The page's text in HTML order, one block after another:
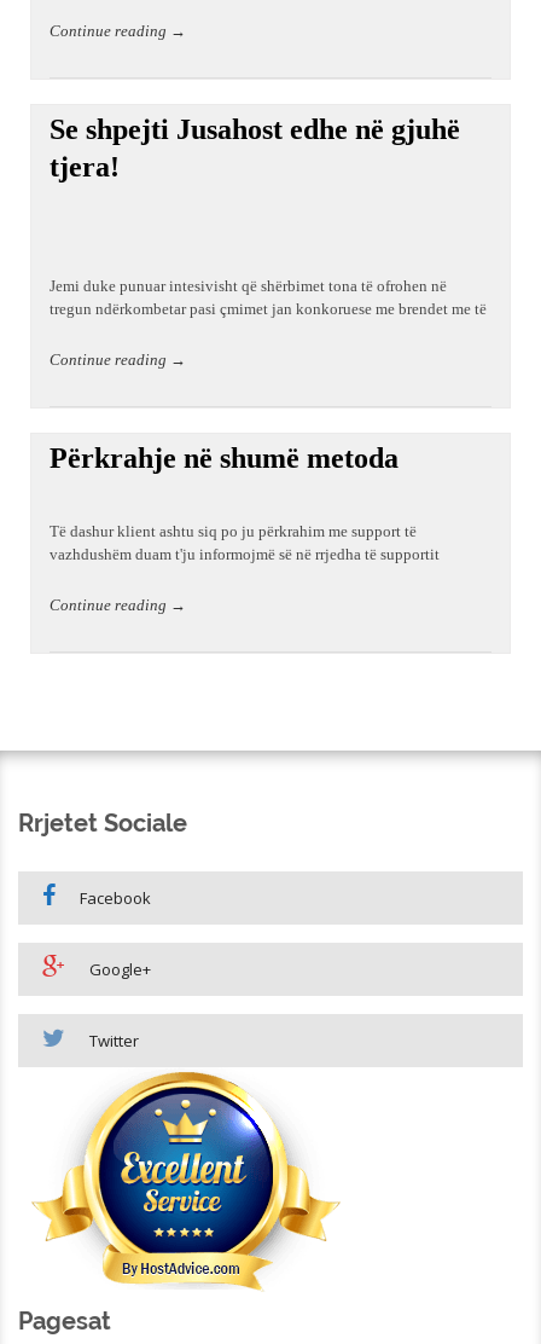
Continue reading →
Se shpejti Jusahost edhe në gjuhë
tjera!
Jemi duke punuar intesivisht që shërbimet tona të ofrohen në
tregun ndërkombetar pasi çmimet jan konkoruese me brendet me të
Continue reading →
Përkrahje në shumë metoda
Të dashur klient ashtu siq po ju përkrahim me support të
vazhdushëm duam t'ju informojmë së në rrjedha të supportit
Continue reading →
Rrjetet Sociale
Facebook
Google+
Twitter
Pagesat